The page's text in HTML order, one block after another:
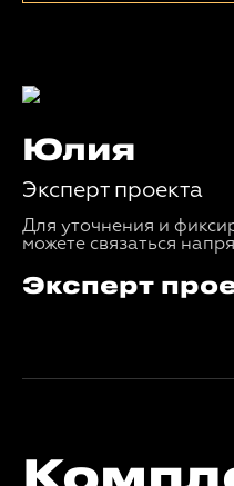
Юлия
Эксперт проекта
Для уточнения и
можете связаться
Эксперт